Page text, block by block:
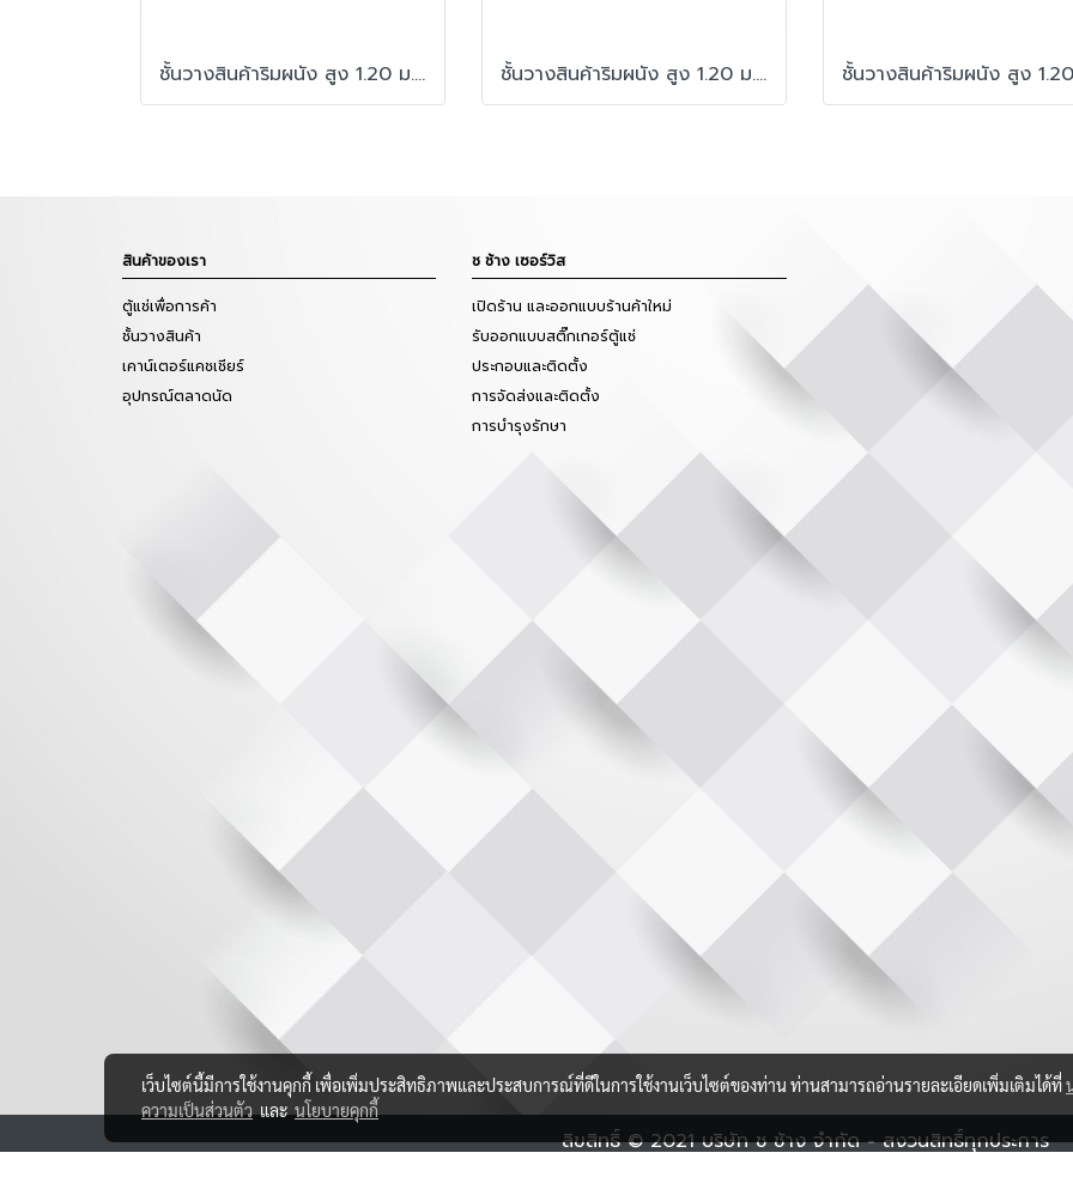
ชั้นวางสินค้าริมผนัง สูง 1.20 ม. รุ่น C-35 1 ชุดต้น 1 ตัวต่อ ชั้นวางสินค้าริมผนัง สูง 1.20 ม. รุ่น C-35 1 ชุดต้น 3 ตัวต่อ
สินค้าของเรา
ตู้แช่เพื่อการค้า
ชั้นวางสินค้า
เคาน์เตอร์แคชเชียร์
อุปกรณ์ตลาดนัด
ช ช้าง เซอร์วิส
เปิดร้าน และออกแบบร้านค้าใหม่
รับออกแบบสติ๊กเกอร์ตู้แช่
ประกอบและติดตั้ง
การจัดส่งและติดตั้ง
การบำรุงรักษา
ลิขสิทธิ์ © 2021 บริษัท ช ช้าง จำกัด - สงวนสิทธิ์ทุกประการ
เว็บไซต์นี้มีการใช้งานคุกกี้ เพื่อเพิ่มประสิทธิภาพและประสบการณ์ที่ดีในการใช้งานเว็บไซต์ของท่าน ท่านสามารถอ่านรายละเอียดเพิ่มเติมได้ที่
ความเป็นส่วนตัวและนโยบายคุกกี้